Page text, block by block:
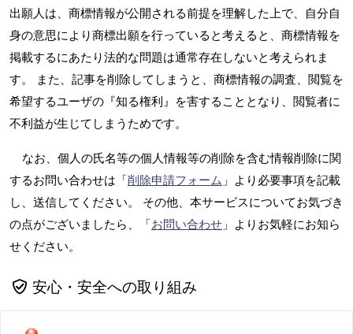
出願人は、商標情報が公開される前提を理解した上で、自分自
身の意思により商標出願を行っていると考えると、商標情報を
掲載するにあたり法的な問題は通常存在しないと考えられま
す。 また、記事を削除してしまうと、商標情報の調査、閲覧を
希望するユーザの『知る権利』を害することとなり、閲覧者に
不利益が生じてしまうためです。
なお、個人の氏名等の個人情報等の削除を含む情報削除に関
するお問い合わせは「削除申請フォーム 」より必要事項を記載
し、送信してください。 その他、本サービスについてお気づき
の点がございましたら、「お問い合わせ 」よりお気軽にお知ら
せください。
安心・安全への取り組み